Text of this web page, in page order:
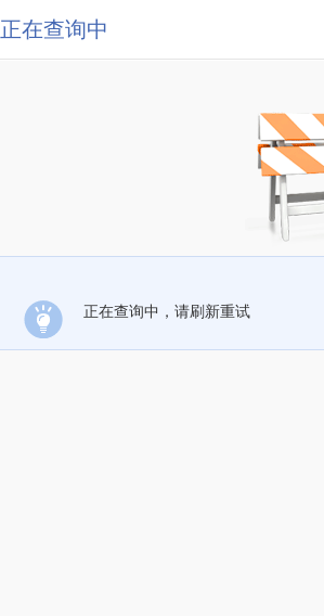
正在查询中
正在查询中，请刷新重试